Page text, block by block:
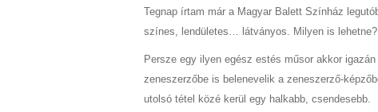
Tegnap írtam már a Magyar Balett Színház
színes, lendületes… látványos. Milyen is
Persze egy ilyen egész estés műsor akkor
zeneszerzőbe is belenevelik a zeneszerző-
utolsó tétel közé kerül egy halkabb, csendesebb.